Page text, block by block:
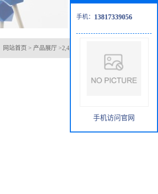
网站首页 > 产品展厅 >2,4,6-三叔丁基硝基苯
手机： 13817339056
手机访问官网